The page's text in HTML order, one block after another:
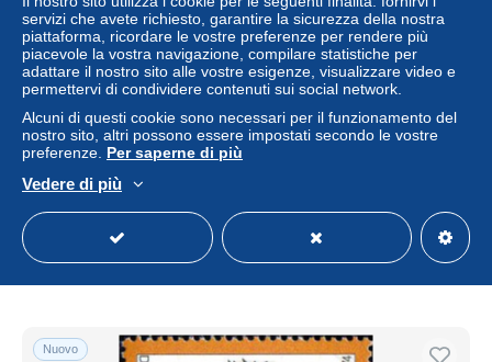
± 0,53 USD
Nuovo
servizi che avete richiesto, garantire la sicurezza della nostra
piattaforma, ricordare le vostre preferenze per rendere più
piacevole la vostra navigazione, compilare statistiche per
adattare il nostro sito alle vostre esigenze, visualizzare video e
permettervi di condividere contenuti sui social network.
Alcuni di questi cookie sono necessari per il funzionamento del
nostro sito, altri possono essere impostati secondo le vostre
preferenze. Per saperne di più
Vedere di più